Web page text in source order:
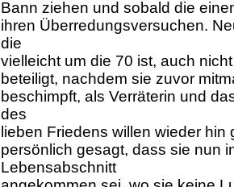
Bann ziehen und sobald die
ihren Überredungsversuchen.
die
vielleicht um die 70 ist, auch
beteiligt, nachdem sie zuvor
beschimpft, als Verräterin und
des
lieben Friedens willen wieder
persönlich gesagt, dass sie nun
Lebensabschnitt